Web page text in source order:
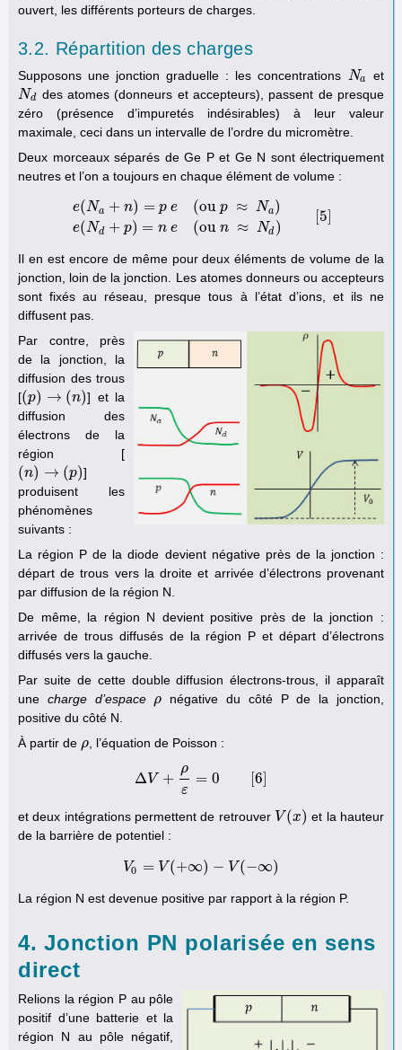
ouvert, les différents porteurs de charges.
3.2. Répartition des charges
Supposons une jonction graduelle : les concentrations Na
Na
et
Nd
Nd des atomes (donneurs et accepteurs), passent de presque
zéro (présence d’impuretés indésirables) à leur valeur
maximale, ceci dans un intervalle de l’ordre du micromètre.
Deux morceaux séparés de Ge P et Ge N sont électriquement
neutres et l’on a toujours en chaque élément de volume :
e(Na + n) = p e (ou p ≈ Na )
e(Nd + p) = n e (ou n ≈ Nd )
5
Na+ ) e ou a N =n e( N
Il en est encore de même pour deux éléments de volume de la
jonction, loin de la jonction. Les atomes donneurs ou accepteurs
sont fixés au réseau, presque tous à l’état d’ions, et ils ne
diffusent pas.
Par contre, près
de la jonction, la
diffusion des trous
[(p) → (n)
(p)→(n
] et la
diffusion des
électrons de la
région [
(n) → (p)
(n)→(p
]
produisent les
phénomènes
suivants :
La région P de la diode devient négative près de la jonction :
départ de trous vers la droite et arrivée d’électrons provenant
par diffusion de la région N.
De même, la région N devient positive près de la jonction :
arrivée de trous diffusés de la région P et départ d’électrons
diffusés vers la gauche.
Par suite de cette double diffusion électrons-trous, il apparaît
une charge d’espace ρ
ρ négative du côté P de la jonction,
positive du côté N.
À partir de ρ
ρ , l’équation de Poisson :
ΔV +
ρ
ε
= 0 6
Δ V+ ρε= 0[
et deux intégrations permettent de retrouver V (x)
V(x)
et la hauteur
de la barrière de potentiel :
V0 = V (+∞) − V (−∞)
V0= V(+∞) −V −∞ )
La région N est devenue positive par rapport à la région P.
4. Jonction PN polarisée en sens
direct
Relions la région P au pôle
positif d’une batterie et la
région N au pôle négatif,